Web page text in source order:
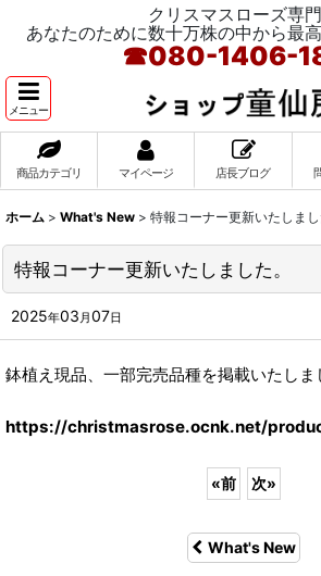
クリスマスローズ専
あなたのために数十万株の中から最
☎080-1406-
メニュー
商品カテゴリ マイページ 店長ブログ
ホーム > What's New > 特報コーナー更新いたしまし
特報コーナー更新いたしました。
2025年03 月07日
鉢植え現品、一部完売品種を掲載いたしま
https://christmasrose.ocnk.net/
«前 次»
What's New